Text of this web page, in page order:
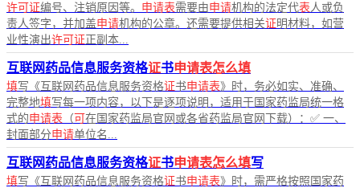
许可证编号、注销原因等。 申请表需要由申请机构的法定代表 人或负
责人签字，并加盖申请机构的公章。还需要提供相关证明材料，如营
业性演出许可证正副本...
互联网药品信息服务资格证书申请表怎么填
填写《互联网药品信息服务资格证书申请表》时，务必如实、准确、
完整地填写每一项内容，以下是逐项说明，适用于国家药监局统一格
式的申请表 （可在国家药监局官网或各省药监局官网下载）：✅ 一、
封面部分申请单位名...
互联网药品信息服务资格证书申请表怎么填写
填写《互联网药品信息服务资格证书申请表》时，需严格按照国家药